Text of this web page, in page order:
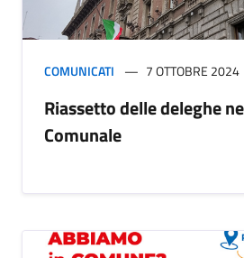
COMUNICATI 7 OTTOBRE 2024
Riassetto delle deleghe
Comunale